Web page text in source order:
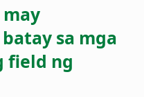
sa mga
field ng